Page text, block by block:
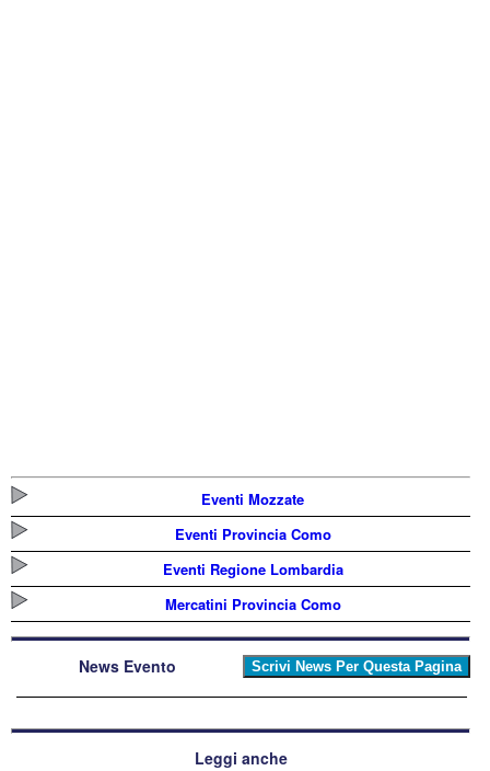
Eventi Mozzate
Eventi Provincia Como
Eventi Regione Lombardia
Mercatini Provincia Como
News Evento
Leggi anche